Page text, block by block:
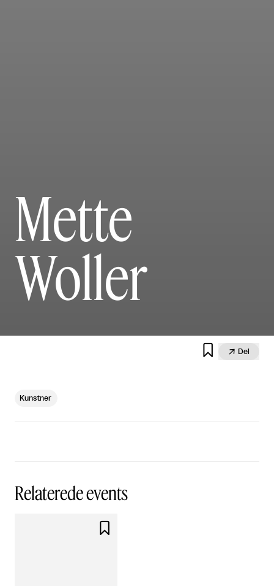
Mette
Woller
  Del
Kunstner
Relaterede events
